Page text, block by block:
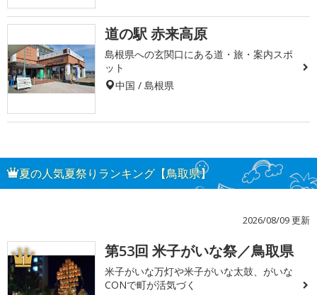
道の駅 赤来高原
島根県への玄関口にある道・旅・案内スポ
ット
中国 / 島根県
夏の人気夏祭りランキング【鳥取県】
2026/08/09 更新
1 第53回 米子がいな祭／鳥取県
米子がいな万灯や米子がいな太鼓、がいな
CONで町が活気づく